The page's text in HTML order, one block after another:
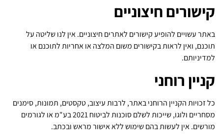
קישורים חיצוניים
באתר עשויים להופיע קישורים לאתרים חיצוניים. אין לנו שליטה על
תוכנם, ואין לראות בקישורים משום המלצה או אחריות לתוכנם או
למדיניותם.
קניין רוחני
כל זכויות הקניין הרוחני באתר, לרבות עיצוב, טקסטים, תמונות, סימנים
מסחריים ולוגו, שייכות לשלם סוכנות לביטוח 2021 בע"מ או לגורמים
מורשים. אין לעשות בהם שימוש ללא אישור מראש ובכתב.